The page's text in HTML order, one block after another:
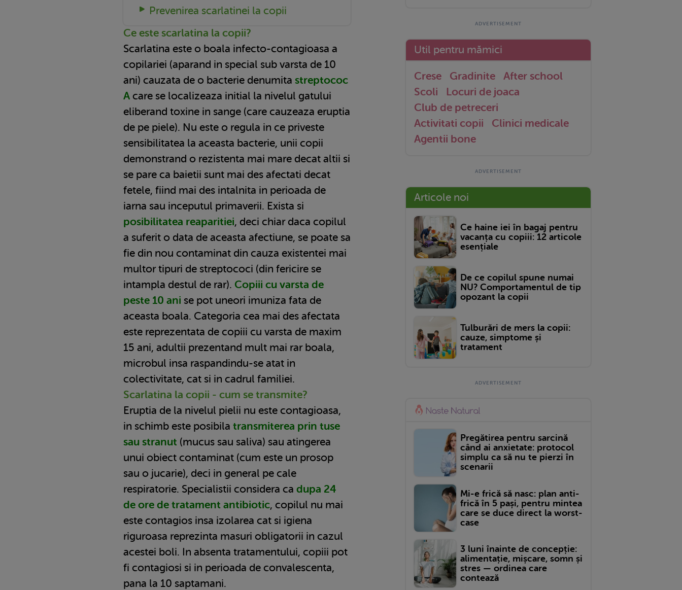
Prevenirea scarlatinei la copii
Ce este scarlatina la copii?
Scarlatina este o boala infecto-contagioasa a
copilariei (aparand in special sub varsta de 10
ani) cauzata de o bacterie denumita streptococ
A care se localizeaza initial la nivelul gatului
eliberand toxine in sange (care cauzeaza eruptia
de pe piele). Nu este o regula in ce priveste
sensibilitatea la aceasta bacterie, unii copii
demonstrand o rezistenta mai mare decat altii si
se pare ca baietii sunt mai des afectati decat
fetele, fiind mai des intalnita in perioada de
iarna sau inceputul primaverii. Exista si
posibilitatea reaparitiei, deci chiar daca copilul
a suferit o data de aceasta afectiune, se poate sa
fie din nou contaminat din cauza existentei mai
multor tipuri de streptococi (din fericire se
intampla destul de rar). Copiii cu varsta de
peste 10 ani se pot uneori imuniza fata de
aceasta boala. Categoria cea mai des afectata
este reprezentata de copiii cu varsta de maxim
15 ani, adultii prezentand mult mai rar boala,
microbul insa raspandindu-se atat in
colectivitate, cat si in cadrul familiei.
Scarlatina la copii - cum se transmite?
Eruptia de la nivelul pielii nu este contagioasa,
in schimb este posibila transmiterea prin tuse
sau stranut (mucus sau saliva) sau atingerea
unui obiect contaminat (cum este un prosop
sau o jucarie), deci in general pe cale
respiratorie. Specialistii considera ca dupa 24
de ore de tratament antibiotic, copilul nu mai
este contagios insa izolarea cat si igiena
riguroasa reprezinta masuri obligatorii in cazul
acestei boli. In absenta tratamentului, copiii pot
fi contagiosi si in perioada de convalescenta,
pana la 10 saptamani.
Util pentru mămici
Crese Gradinite
After school
Scoli
Locuri de joaca
Club de petreceri
Activitati copii
Clinici medicale
Agentii bone
Articole noi
Ce haine iei în bagaj pentru
vacanța cu copiii: 12 articole
esențiale
De ce copilul spune numai
NU? Comportamentul de tip
opozant la copii
Tulburări de mers la copii:
cauze, simptome și
tratament
Pregătirea pentru sarcină
când ai anxietate: protocol
simplu ca să nu te pierzi în
scenarii
Mi-e frică să nasc: plan anti-
frică în 5 pași, pentru mintea
care se duce direct la worst-
case
3 luni înainte de concepție:
alimentație, mișcare, somn și
stres — ordinea care
contează